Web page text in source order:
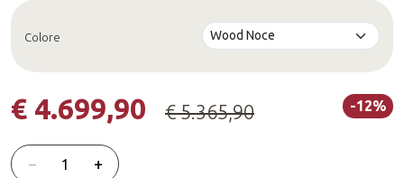
Colore
-12%
€ 4.699,90 € 5.365,90
Quantità
− +